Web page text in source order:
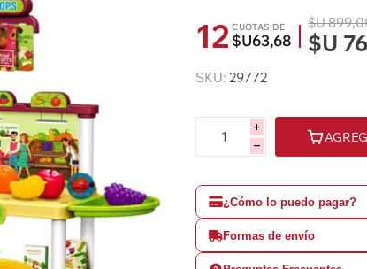
12 CUOTAS DE
$U63,68
$U
$U
SKU: 29772
i
h
¿Cómo lo puedo pagar?
Formas de envío